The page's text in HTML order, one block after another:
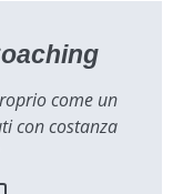
come un
con costanza